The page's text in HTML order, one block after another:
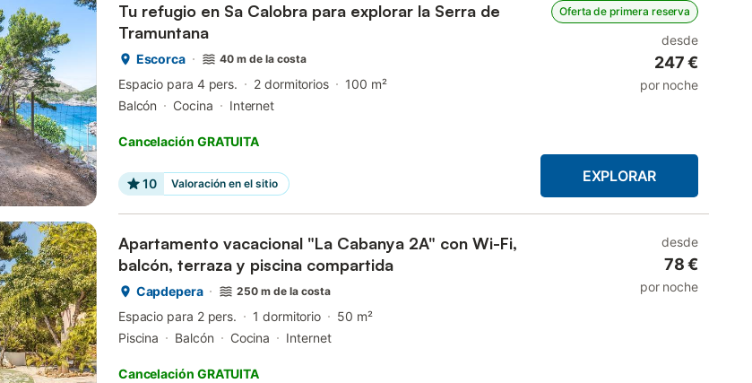
Tu refugio en Sa Calobra para explorar la Serra de
Tramuntana
Escorca 40 m de la costa
Espacio para 4 pers. 2 dormitorios
100 m²
Balcón
Cocina Internet
Cancelación GRATUITA
10 Valoración en el sitio
Oferta de primera reserva
desde
247 €
por noche
EXPLORAR
Apartamento vacacional "La Cabanya 2A" con Wi-Fi,
balcón, terraza y piscina compartida
Capdepera 250 m de la costa
Espacio para 2 pers. 1 dormitorio
50 m²
Piscina
Balcón Cocina Internet
Cancelación GRATUITA
desde
78 €
por noche